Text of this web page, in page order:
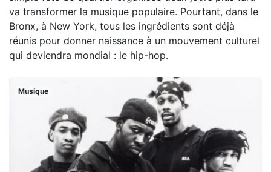
va transformer la musique populaire. Pourtant, dans le
Bronx, à New York, tous les ingrédients sont déjà
réunis pour donner naissance à un mouvement culturel
qui deviendra mondial : le hip-hop.
Musique